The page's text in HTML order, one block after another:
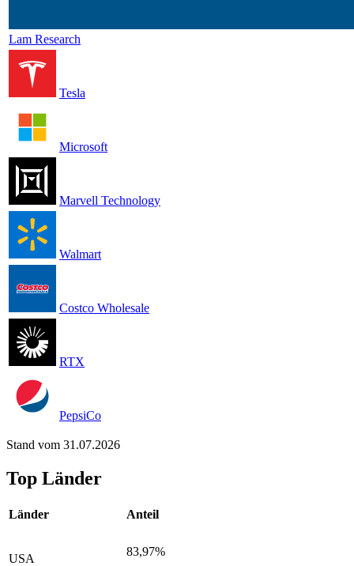
Lam Research
Tesla
Microsoft
Marvell Technology
Walmart
Costco Wholesale
RTX
PepsiCo
Stand vom 31.07.2026
Top Länder
Länder Anteil
USA
83,97%